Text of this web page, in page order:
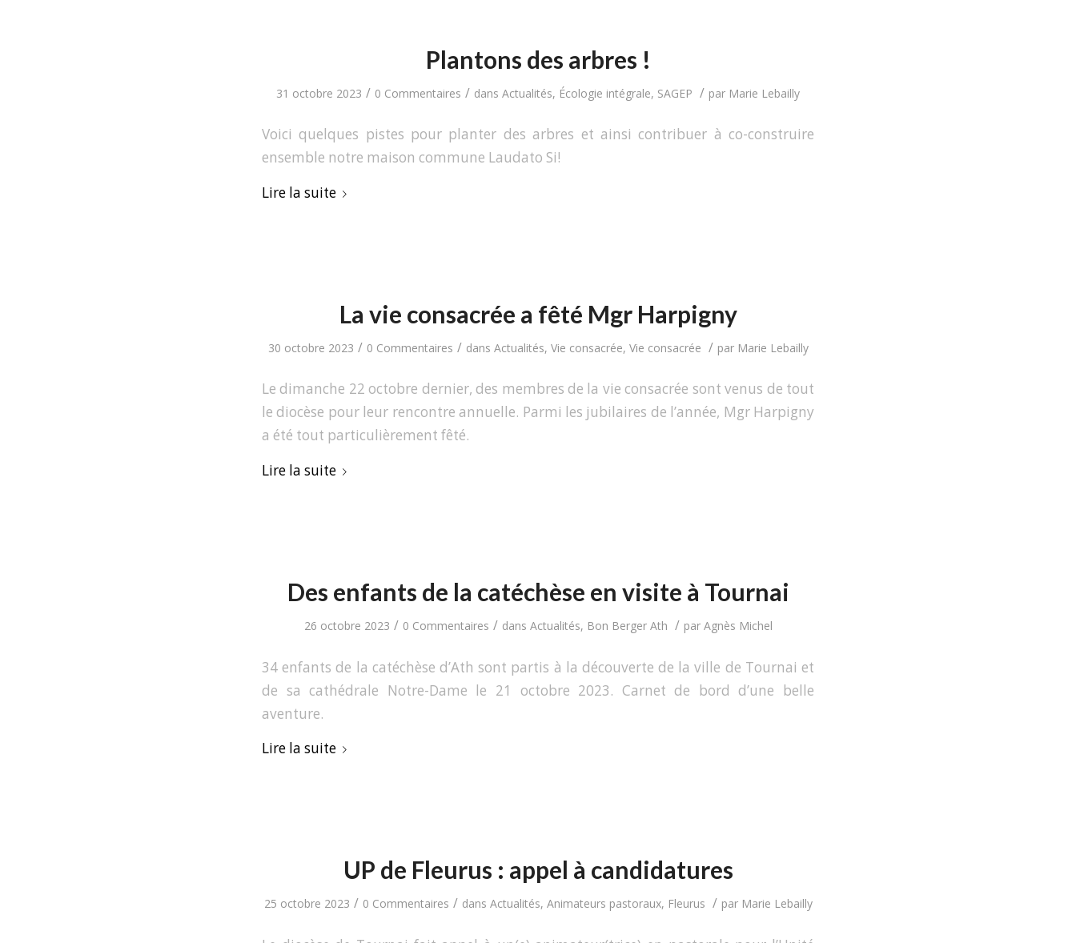
Plantons des arbres !
31 octobre 2023 / 0 Commentaires / dans Actualités, Écologie intégrale, SAGEP / par Marie Lebailly
Voici quelques pistes pour planter des arbres et ainsi contribuer à co-construire
ensemble notre maison commune Laudato Si!
Lire la suite
La vie consacrée a fêté Mgr Harpigny
30 octobre 2023 / 0 Commentaires / dans Actualités, Vie consacrée, Vie consacrée / par Marie Lebailly
Le dimanche 22 octobre dernier, des membres de la vie consacrée sont venus de tout
le diocèse pour leur rencontre annuelle. Parmi les jubilaires de l’année, Mgr Harpigny
a été tout particulièrement fêté.
Lire la suite
Des enfants de la catéchèse en visite à Tournai
26 octobre 2023 / 0 Commentaires / dans Actualités, Bon Berger Ath / par Agnès Michel
34 enfants de la catéchèse d’Ath sont partis à la découverte de la ville de Tournai et
de sa cathédrale Notre-Dame le 21 octobre 2023. Carnet de bord d’une belle
aventure.
Lire la suite
UP de Fleurus : appel à candidatures
25 octobre 2023 / 0 Commentaires / dans Actualités, Animateurs pastoraux, Fleurus / par Marie Lebailly